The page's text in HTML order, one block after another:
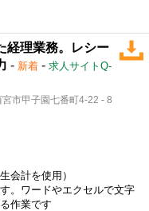
経理業務。レシー
- 新着 - 求人サイトQ-
市甲子園七番町4-22 - 8
会計を使用）
。ワードやエクセルで文字
作業です